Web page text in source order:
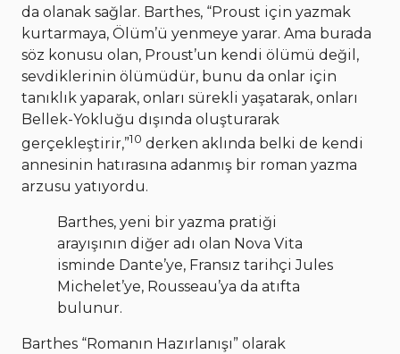
da olanak sağlar. Barthes, “Proust için yazmak
kurtarmaya, Ölüm’ü yenmeye yarar. Ama burada
söz konusu olan, Proust’un kendi ölümü değil,
sevdiklerinin ölümüdür, bunu da onlar için
tanıklık yaparak, onları sürekli yaşatarak, onları
Bellek-Yokluğu dışında oluşturarak
gerçekleştirir,”10 derken aklında belki de kendi
annesinin hatırasına adanmış bir roman yazma
arzusu yatıyordu.
Barthes, yeni bir yazma pratiği
arayışının diğer adı olan Nova Vita
isminde Dante’ye, Fransız tarihçi Jules
Michelet’ye, Rousseau’ya da atıfta
bulunur.
Barthes “Romanın Hazırlanışı” olarak